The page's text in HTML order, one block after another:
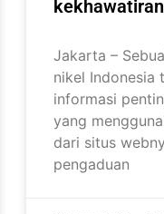
Jakarta –
nikel Indonesia
informasi
yang
dari situs
pengaduan